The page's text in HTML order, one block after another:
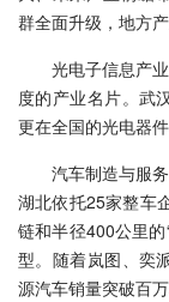
群全面升级，地方产
光电子信息产
度的产业名片。武
更在全国的光电器
汽车制造与服
湖北依托25家整车
链和半径400公里
型。随着岚图、奕
源汽车销量突破百万